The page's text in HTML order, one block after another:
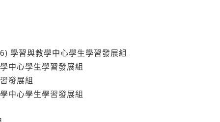
學習與教學中心學生學習發展組
中心學生學習發展組
發展組
中心學生學習發展組